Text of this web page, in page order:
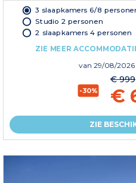
3 slaapkamers 6/8
Studio 2 personen
2 slaapkamers 4 personen
ZIE MEER
van 29/08/2026
-30%
€ 999
€
ZIE